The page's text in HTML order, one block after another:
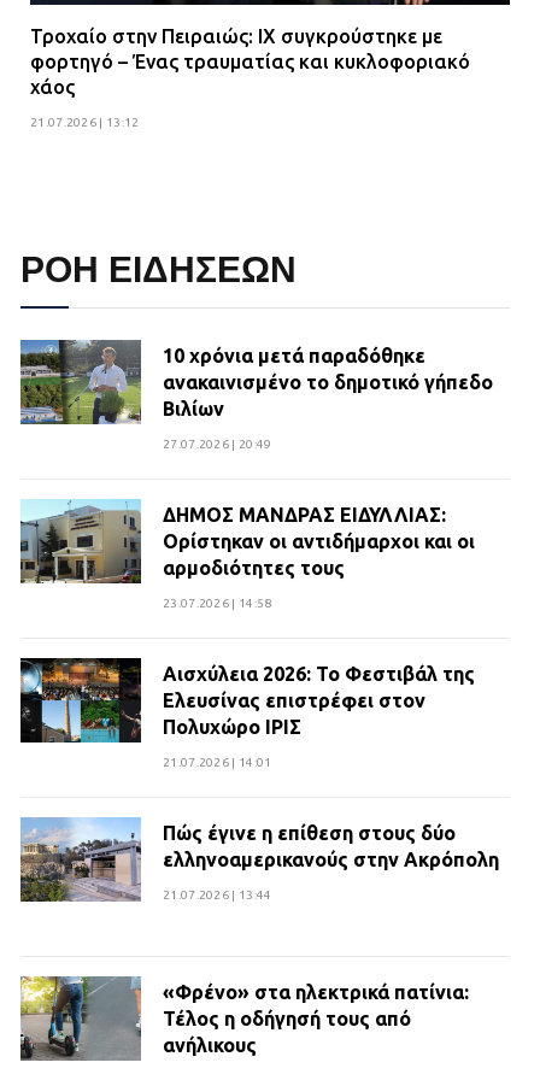
Τροχαίο στην Πειραιώς: ΙΧ συγκρούστηκε με
φορτηγό – Ένας τραυματίας και κυκλοφοριακό
χάος
21.07.2026 | 13:12
ΡΟΗ ΕΙΔΗΣΕΩΝ
10 χρόνια μετά παραδόθηκε
ανακαινισμένο το δημοτικό γήπεδο
Βιλίων
27.07.2026 | 20:49
ΔΗΜΟΣ ΜΑΝΔΡΑΣ ΕΙΔΥΛΛΙΑΣ:
Ορίστηκαν οι αντιδήμαρχοι και οι
αρμοδιότητες τους
23.07.2026 | 14:58
Αισχύλεια 2026: Το Φεστιβάλ της
Ελευσίνας επιστρέφει στον
Πολυχώρο ΙΡΙΣ
21.07.2026 | 14:01
Πώς έγινε η επίθεση στους δύο
ελληνοαμερικανούς στην Ακρόπολη
21.07.2026 | 13:44
«Φρένο» στα ηλεκτρικά πατίνια:
Τέλος η οδήγησή τους από
ανήλικους